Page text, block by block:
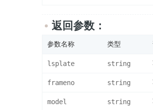
返回参数：
参数名称 类型
lsplate string
frameno string
model string